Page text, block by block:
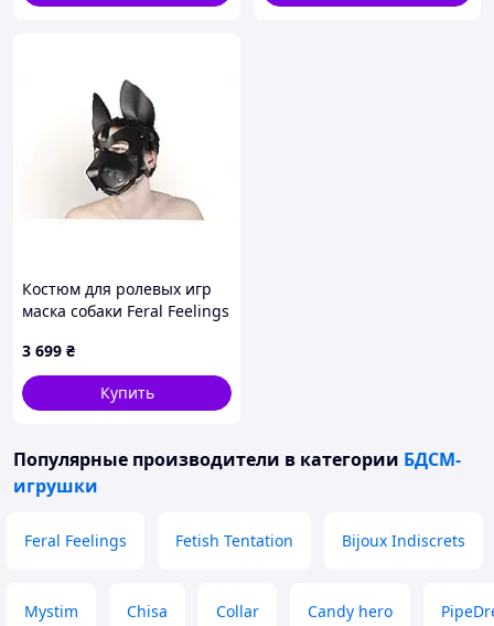
Костюм для ролевых игр
маска собаки Feral Feelings
3 699 ₴
Купить
Популярные производители в категории БДСМ-
игрушки
Feral Feelings Fetish Tentation Bijoux Indiscrets
Mystim Chisa Collar Candy hero